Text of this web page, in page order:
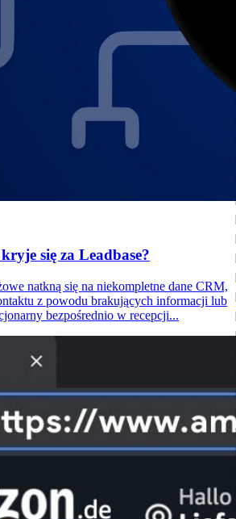
się za Leadbase?
natkną się na niekompletne dane CRM,
z powodu brakujących informacji lub
bezpośrednio w recepcji...